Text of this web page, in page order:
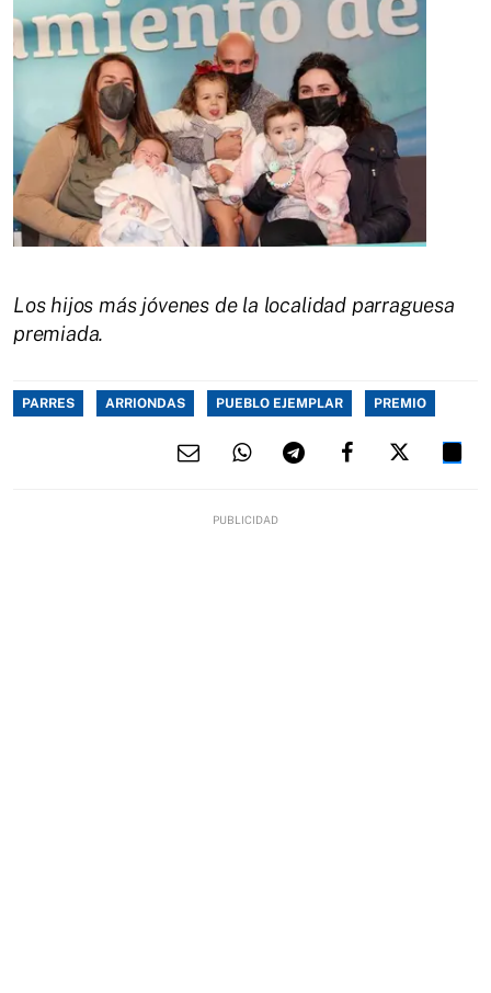
Los hijos más jóvenes de la localidad parraguesa
premiada.
PARRES ARRIONDAS PUEBLO EJEMPLAR PREMIO